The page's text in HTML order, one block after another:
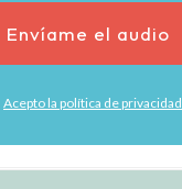
Envíame el audio
Acepto la política de privacidad